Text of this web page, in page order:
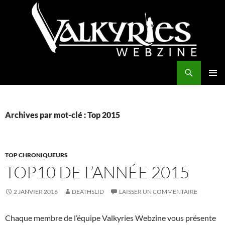
Archives par mot-clé : Top 2015
TOP CHRONIQUEURS
TOP10 DE L’ANNÉE 2015
2 JANVIER 2016 DEATHSLID LAISSER UN COMMENTAIRE
Chaque membre de l’équipe Valkyries Webzine vous présente